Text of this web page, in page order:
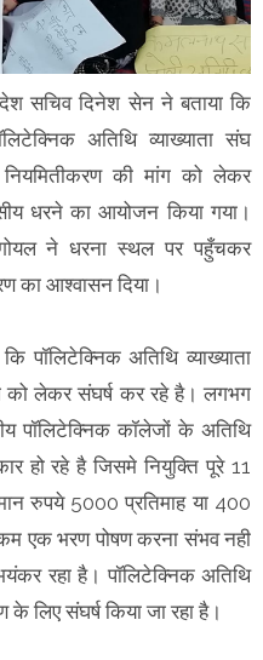
सचिव दिनेश सेन ने बताया कि
अतिथि व्याख्याता संघ
नियमितीकरण की मांग को लेकर
धरने का आयोजन किया गया।
ने धरना स्थल पर पहुँचकर
का आश्वासन दिया।
पॉलिटेक्निक अतिथि व्याख्याता
को लेकर संघर्ष कर रहे है। लगभग
पॉलिटेक्निक कॉलेजों के अतिथि
हो रहे है जिसमे नियुक्ति पूरे 11
रुपये 5000 प्रतिमाह या 400
एक भरण पोषण करना संभव नही
रहा है। पॉलिटेक्निक अतिथि
के लिए संघर्ष किया जा रहा है।